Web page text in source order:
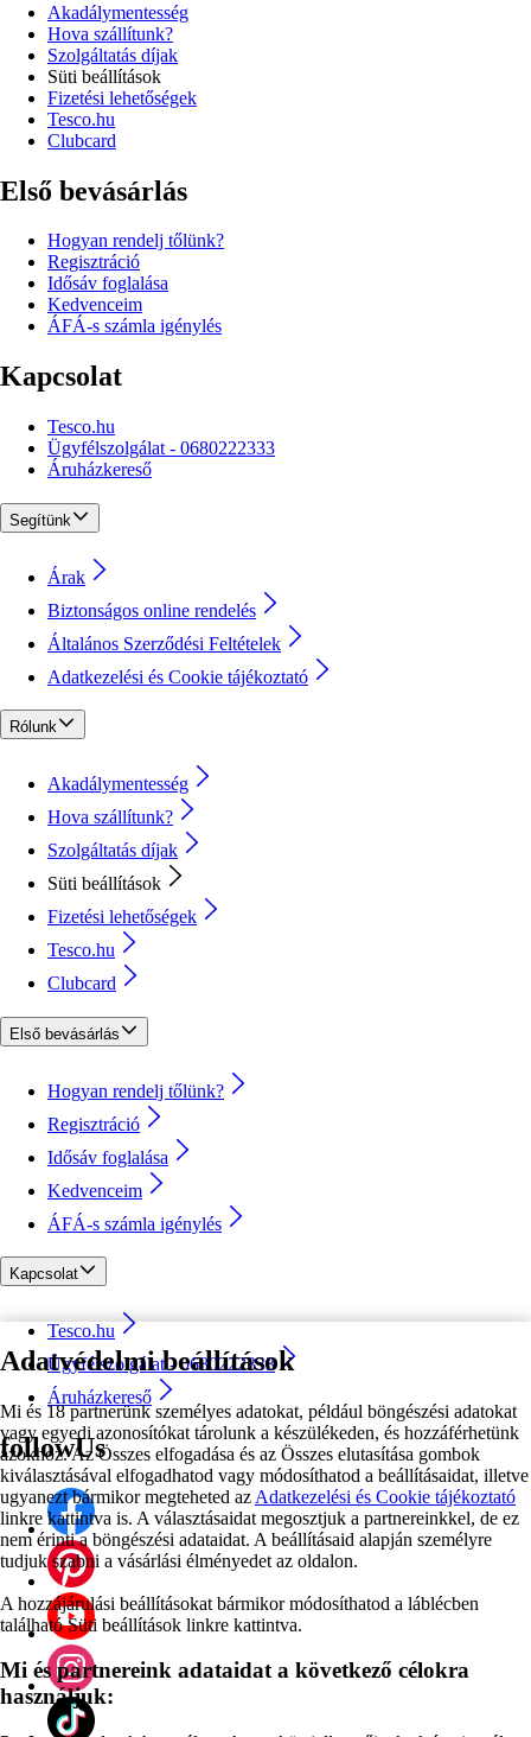
Adatvédelmi beállítások
Mi és 18 partnerünk személyes adatokat, például böngészési adatokat
vagy egyedi azonosítókat tárolunk a készülékeden, és hozzáférhetünk
azokhoz. Az Összes elfogadása és az Összes elutasítása gombok
kiválasztásával elfogadhatod vagy módosíthatod a beállításaidat, illetve
ugyanezt bármikor megteheted az Adatkezelési és Cookie tájékoztató
linkre kattintva is. A választásaidat megosztjuk a partnereinkkel, de ez
nem érinti a böngészési adataidat. A beállításaid alapján személyre
tudjuk szabni a vásárlási élményedet az oldalon.
A hozzájárulási beállításokat bármikor módosíthatod a láblécben
található Süti beállítások linkre kattintva.
Mi és partnereink adataidat a következő célokra
használjuk:
Akadálymentesség
Hova szállítunk?
Szolgáltatás díjak
Süti beállítások
Fizetési lehetőségek
Tesco.hu
Clubcard
Első bevásárlás
Hogyan rendelj tőlünk?
Regisztráció
Idősáv foglalása
Kedvenceim
ÁFÁ-s számla igénylés
Kapcsolat
Tesco.hu
Ügyfélszolgálat - 0680222333
Áruházkereső
Segítünk
Árak
Biztonságos online rendelés
Általános Szerződési Feltételek
Adatkezelési és Cookie tájékoztató
Rólunk
Akadálymentesség
Hova szállítunk?
Szolgáltatás díjak
Süti beállítások
Fizetési lehetőségek
Tesco.hu
Clubcard
Első bevásárlás
Hogyan rendelj tőlünk?
Regisztráció
Idősáv foglalása
Kedvenceim
ÁFÁ-s számla igénylés
Kapcsolat
Tesco.hu
Ügyfélszolgálat - 0680222333
Áruházkereső
followUs